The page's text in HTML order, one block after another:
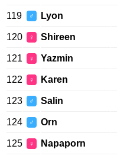
119 ♂ Lyon
120 ♀ Shireen
121 ♀ Yazmin
122 ♀ Karen
123 ♂ Salin
124 ♂ Orn
125 ♀ Napaporn